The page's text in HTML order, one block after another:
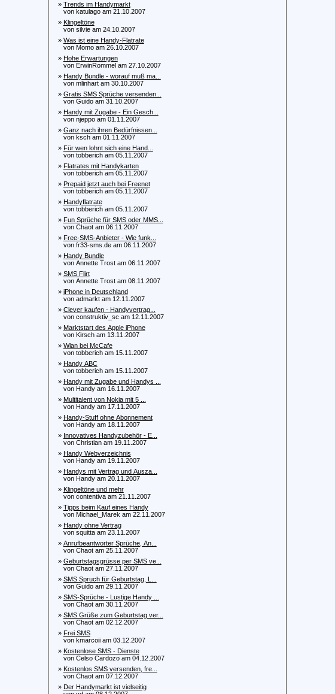
» Trends im Handymarkt
von katulago am 21.10.2007
» Klingeltöne
von silvie am 24.10.2007
» Was ist eine Handy-Flatrate
von Momo am 26.10.2007
» Hohe Erwartungen
von ErwinRommel am 27.10.2007
» Handy Bundle - worauf muß ma...
von mlinhart am 30.10.2007
» Gratis SMS Sprüche versenden...
von Guido am 31.10.2007
» Handy mit Zugabe - Ein Gesch...
von njeppo am 01.11.2007
» Ganz nach ihren Bedürfnissen...
von ksch am 01.11.2007
» Für wen lohnt sich eine Hand...
von tobberich am 05.11.2007
» Flatrates mit Handykarten
von tobberich am 05.11.2007
» Prepaid jetzt auch bei Freenet
von tobberich am 05.11.2007
» Handyflatrate
von tobberich am 05.11.2007
» Fun Sprüche für SMS oder MMS...
von Chaot am 06.11.2007
» Free-SMS-Anbieter - Wie funk...
von fr33-sms.de am 06.11.2007
» Handy Bundle
von Annette Trost am 06.11.2007
» SMS Flirt
von Annette Trost am 08.11.2007
» iPhone in Deutschland
von admarkt am 12.11.2007
» Clever kaufen - Handyvertrag...
von construktiv_sc am 12.11.2007
» Marktstart des Apple iPhone
von Kirsch am 13.11.2007
» Wlan bei McCafe
von tobberich am 15.11.2007
» Handy ABC
von tobberich am 15.11.2007
» Handy mit Zugabe und Handys ...
von Handy am 16.11.2007
» Multitalent von Nokia mit 5 ...
von Handy am 17.11.2007
» Handy-Stuff ohne Abonnement
von Handy am 18.11.2007
» Innovatives Handyzubehör - E...
von Christian am 19.11.2007
» Handy Webverzeichnis
von Handy am 19.11.2007
» Handys mit Vertrag und Ausza...
von Handy am 20.11.2007
» Klingeltöne und mehr
von contentiva am 21.11.2007
» Tipps beim Kauf eines Handy
von Michael_Marek am 22.11.2007
» Handy ohne Vertrag
von squitta am 23.11.2007
» Anrufbeantworter Sprüche, An...
von Chaot am 25.11.2007
» Geburtstagsgrüsse per SMS ve...
von Chaot am 27.11.2007
» SMS Spruch für Geburtstag, L...
von Guido am 29.11.2007
» SMS-Sprüche - Lustige Handy ...
von Chaot am 30.11.2007
» SMS Grüße zum Geburtstag ver...
von Chaot am 02.12.2007
» Frei SMS
von kmarcoii am 03.12.2007
» Kostenlose SMS - Dienste
von Celso Cardozo am 04.12.2007
» Kostenlos SMS versenden, fre...
von Chaot am 07.12.2007
» Der Handymarkt ist vielseitig